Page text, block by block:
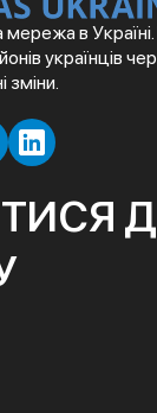
мережа в
українців